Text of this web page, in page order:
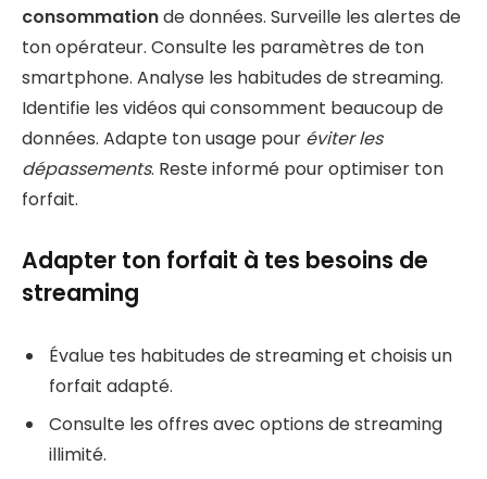
consommationde données. Surveille les alertes de
ton opérateur. Consulte les paramètres de ton
smartphone. Analyse les habitudes de streaming.
Identifie les vidéos qui consomment beaucoup de
données. Adapte ton usage pour éviter les
dépassements. Reste informé pour optimiser ton
forfait.
Adapter ton forfait à tes besoins de
streaming
Évalue tes habitudes de streaming et choisis un
forfait adapté.
Consulte les offres avec options de streaming
illimité.